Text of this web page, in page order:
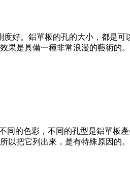
好。鋁單板的孔的大小，都是可
是具備一種非常浪漫的藝術的
同的色彩，不同的孔型是鋁單板
以把它列出來，是有特殊原因